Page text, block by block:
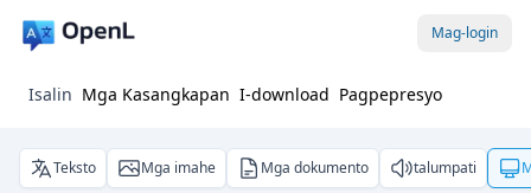
Mag-login
Isalin Mga Kasangkapan I-download Pagpepresyo
Teksto Mga imahe Mga dokumento talumpati